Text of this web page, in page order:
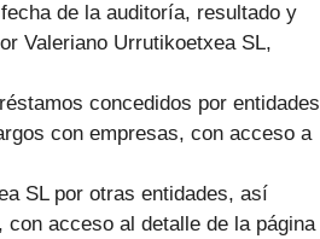
de la auditoría, resultado y
Valeriano Urrutikoetxea SL,
concedidos por entidades
con empresas, con acceso a
SL por otras entidades, así
acceso al detalle de la página